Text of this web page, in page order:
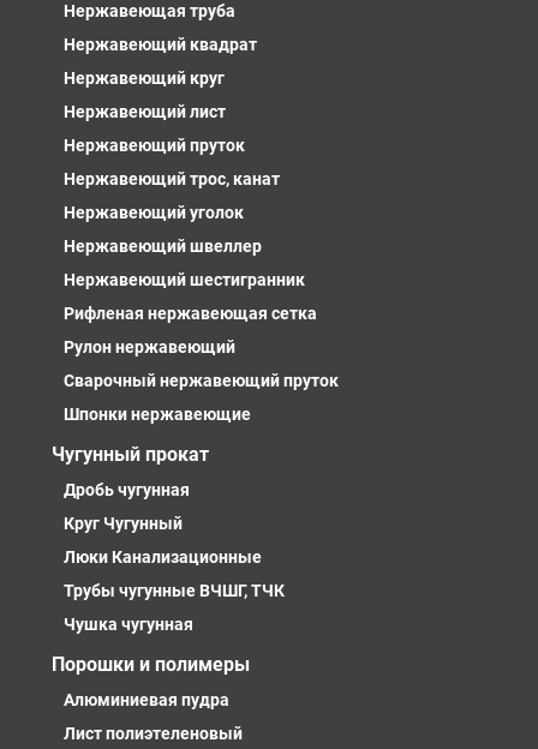
Нержавеющая труба
Нержавеющий квадрат
Нержавеющий круг
Нержавеющий лист
Нержавеющий пруток
Нержавеющий трос, канат
Нержавеющий уголок
Нержавеющий швеллер
Нержавеющий шестигранник
Рифленая нержавеющая сетка
Рулон нержавеющий
Сварочный нержавеющий пруток
Шпонки нержавеющие
Чугунный прокат
Дробь чугунная
Круг Чугунный
Люки Канализационные
Трубы чугунные ВЧШГ, ТЧК
Чушка чугунная
Порошки и полимеры
Алюминиевая пудра
Лист полиэтеленовый